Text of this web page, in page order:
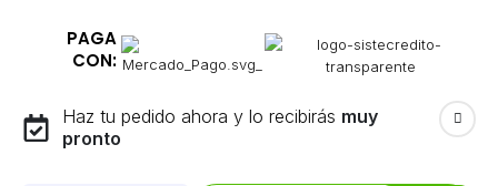
PAGA
CON:
Haz tu pedido ahora y lo recibirás muy
pronto